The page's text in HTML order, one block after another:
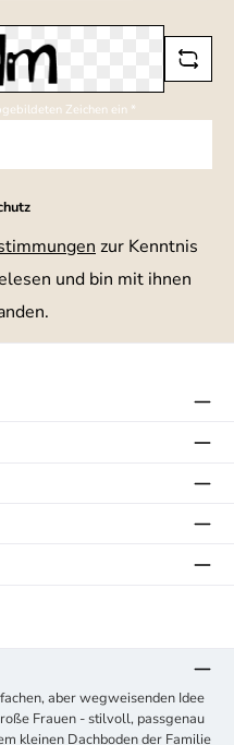
Zeichen ein *
zur Kenntnis
und bin mit ihnen
aber wegweisenden Idee
Frauen - stilvoll, passgenau
kleinen Dachboden der Familie